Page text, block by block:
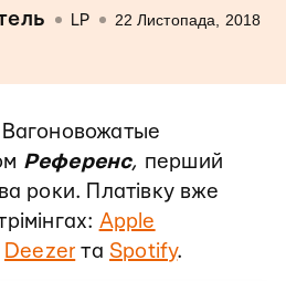
LP 22 Листопада, 2018
Референс, перший
роки. Платівку вже
Apple
Deezer та Spotify.